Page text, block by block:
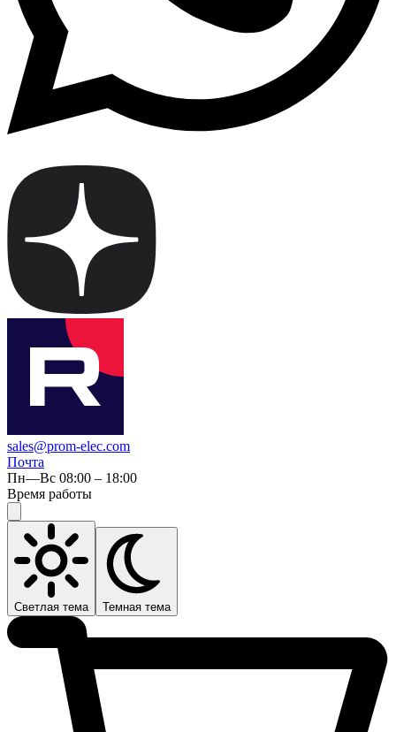
sales@prom-elec.com
Почта
Пн—Вс 08:00 – 18:00
Время работы
Светлая тема Темная тема